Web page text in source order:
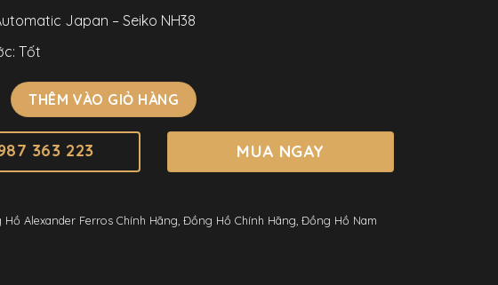
Japan – Seiko NH38
Tốt
Ferros 6161R-01 Chính Hãng Mạ Vàng Hồng Mặt SỐ Màu Đen Viền Đính
THÊM VÀO GIỎ HÀNG
363 223 MUA NGAY
Alexander Ferros Chính Hãng Đồng Hồ Chính Hãng Đồng Hồ Nam